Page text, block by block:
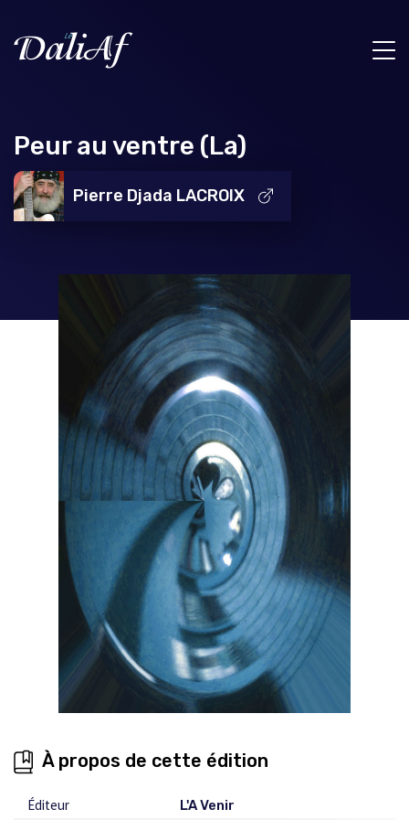
Peur au ventre (La)
Pierre Djada LACROIX
À propos de cette édition
Éditeur L'A Venir